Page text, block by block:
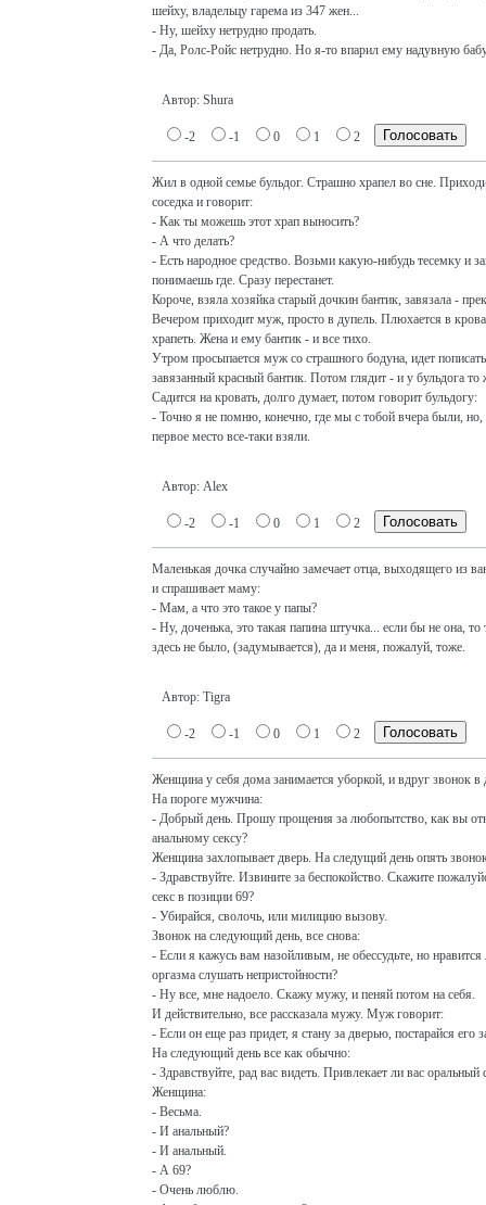
шейху, владельцу гарема из 347 жен...
- Ну, шейху нетрудно продать.
- Да, Ролс-Ройс нетрудно. Но я-то впарил ему надувную
Автор: Shura
-2 -1 0 1 2
Жил в одной семье бульдог. Страшно храпел во сне.
соседка и говорит:
- Как ты можешь этот храп выносить?
- А что делать?
- Есть народное средство. Возьми какую-нибудь тесемку и
понимаешь где. Сразу перестанет.
Короче, взяла хозяйка старый дочкин бантик, завязала -
Вечером приходит муж, просто в дупель. Плюхается в
храпеть. Жена и ему бантик - и все тихо.
Утром просыпается муж со страшного бодуна, идет
завязанный красный бантик. Потом глядит - и у бульдога то
Садится на кровать, долго думает, потом говорит бульдогу:
- Точно я не помню, конечно, где мы с тобой вчера были,
первое место все-таки взяли.
Автор: Alex
-2 -1 0 1 2
Маленькая дочка случайно замечает отца, выходящего из
и спрашивает маму:
- Мам, а что это такое у папы?
- Ну, доченька, это такая папина штучка... если бы не она, то
здесь не было, (задумывается), да и меня, пожалуй, тоже.
Автор: Tigra
-2 -1 0 1 2
Женщина у себя дома занимается уборкой, и вдруг звонок в
На пороге мужчина:
- Добрый день. Прошу прощения за любопытство, как вы
анальному сексу?
Женщина захлопывает дверь. На следущий день опять
- Здравствуйте. Извините за беспокойство. Скажите
секс в позиции 69?
- Убирайся, сволочь, или милицию вызову.
Звонок на следующий день, все снова:
- Если я кажусь вам назойливым, не обессудьте, но
оргазма слушать непристойности?
- Ну все, мне надоело. Скажу мужу, и пеняй потом на себя.
И действительно, все рассказала мужу. Муж говорит:
- Если он еще раз придет, я стану за дверью, постарайся его
На следующий день все как обычно:
- Здравствуйте, рад вас видеть. Привлекает ли вас оральный
Женщина:
- Весьма.
- И анальный?
- И анальный.
- А 69?
- Очень люблю.